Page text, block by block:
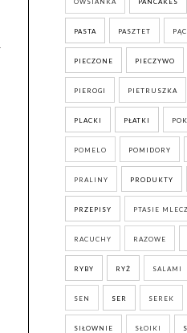
PASTA PASZTET
PIECZONE PIECZYWO
PIEROGI PIETRUSZKA
PLACKI PŁATKI
POMELO POMIDORY
PRALINY PRODUKTY
PRZEPISY PTASIE
RACUCHY RAZOWE
RYBY RYŻ SALAMI
SEN SER SEREK
SIŁOWNIE SŁOIKI